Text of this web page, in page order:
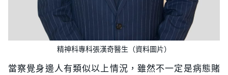
精神科專科張漢奇醫生（資料圖片）
當察覺身邊人有類似以上情況，雖然不一定是病態賭